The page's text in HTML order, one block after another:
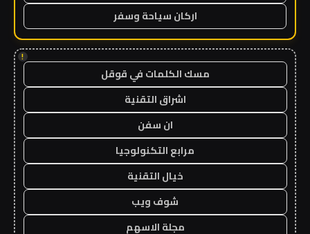
اركان سياحة وسفر
!
مسك الكلمات في قوقل
اشراق التقنية
ان سفن
مرابع التكنولوجيا
خيال التقنية
شوف ويب
مجلة الاسهم